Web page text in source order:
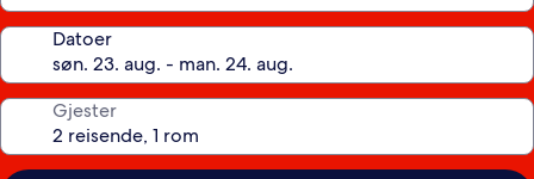
Datoer
Gjester